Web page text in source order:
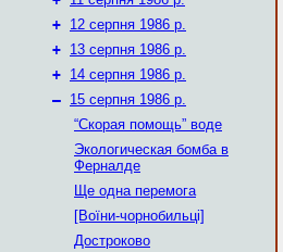
+ 12 серпня 1986 р.
+ 13 серпня 1986 р.
+ 14 серпня 1986 р.
– 15 серпня 1986 р.
“Скорая помощь” воде
Экологическая бомба в
Ферналде
Ще одна перемога
[Воїни-чорнобильці]
Достроково